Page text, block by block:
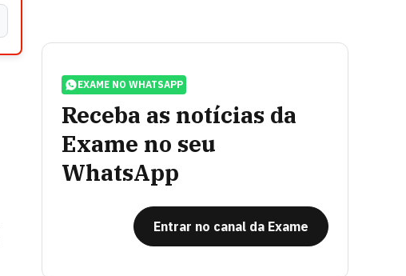
EXAME NO WHATSAPP
Receba as notícias da
Exame no seu
WhatsApp
Entrar no canal da Exame